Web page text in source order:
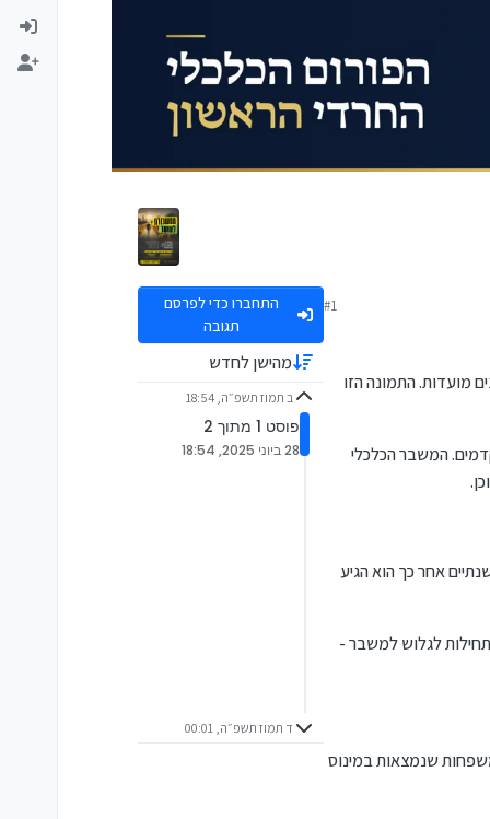
#1
מועדות. התמונה הזו
המשבר הכלכלי
שנתיים אחר כך הוא הגיע
לגלוש למשבר -
שנמצאות במינוס
התחברו כדי לפרסם
תגובה
מהישן לחדש
ב תמוז תשפ״ה, 18:54
פוסט 1 מתוך 2
28 ביוני 2025, 18:54
ד תמוז תשפ״ה, 00:01